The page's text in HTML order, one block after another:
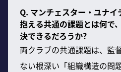
Q. マンチェスター・ユナ
抱える共通の課題とは何で
決できるだろうか?
両クラブの共通課題は、監
ない根深い「組織構造の問